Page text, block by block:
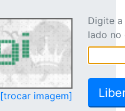
[trocar imagem]
Digite
lado no